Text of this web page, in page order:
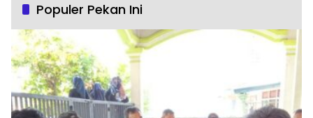
Populer Pekan Ini